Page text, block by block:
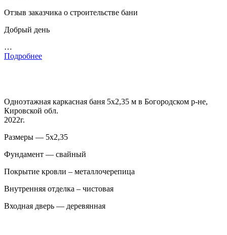
Отзыв заказчика о строительстве бани
Добрый день
…
Подробнее
Одноэтажная каркасная баня 5х2,35 м в Богородском р-не,
Кировской обл.
2022г.
Размеры — 5х2,35
Фундамент — свайный
Покрытие кровли – металлочерепица
Внутренняя отделка – чистовая
Входная дверь — деревянная